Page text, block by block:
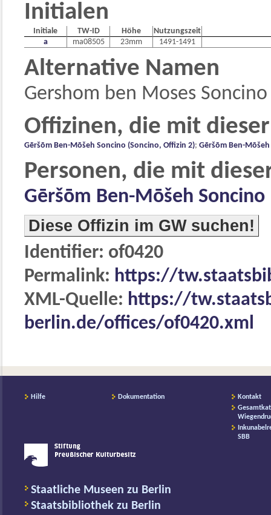
Initialen
Initiale TW-ID Höhe
Nutzungszeit
a
ma08505 23mm 1491-1491
Alternative Namen
Gershom ben Moses
Offizinen, die mit
Gēršōm Ben-Mōšeh Soncino (Soncino, Offizin 2); Gēršōm Ben-
Personen, die mit
Gēršōm Ben-Mōšeh Soncino
Diese Offizin im GW suchen!
Identifier: of0420
Permalink: https://
XML-Quelle: https://
berlin.de/offices/of0420.xml
Hilfe Dokumentation
Kontakt
SBB
Staatliche Museen zu Berlin
Staatsbibliothek zu Berlin